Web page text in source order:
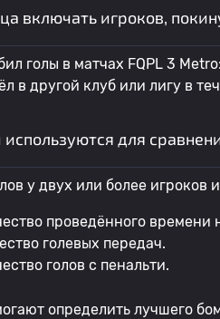
включать игроков,
голы в матчах FQPL 3
в другой клуб или лигу в
для
у двух или более
проведённого времени
голевых передач.
голов с пенальти.
определить лучшего